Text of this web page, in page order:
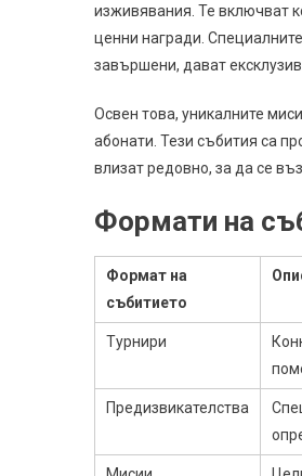
изживявания. Те включват
ценни награди.
завършени, дават
Освен това, уникалните
абонати. Тези събития са
влизат редовно, за да се
Формати на
Формат на
събитието
Турнири
Предизвикателства